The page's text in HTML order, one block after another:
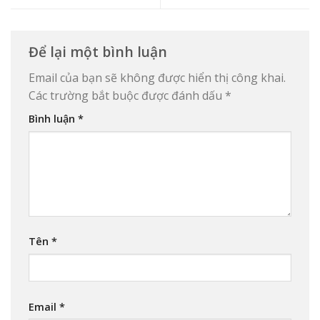
Để lại một bình luận
Email của bạn sẽ không được hiển thị công khai.
Các trường bắt buộc được đánh dấu *
Bình luận *
Tên *
Email *